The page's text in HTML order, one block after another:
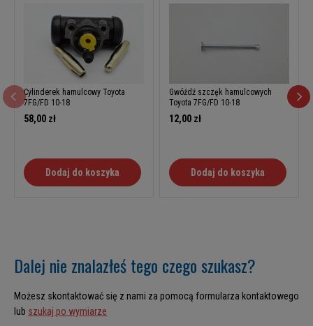
Cylinderek hamulcowy Toyota
7FG/FD 10-18
58,00 zł
Dodaj do koszyka
Gwóźdź szczęk hamulcowych
Toyota 7FG/FD 10-18
12,00 zł
Dodaj do koszyka
Dalej nie znalazłeś tego czego szukasz?
Możesz skontaktować się z nami za pomocą formularza kontaktowego
lub szukaj po wymiarze